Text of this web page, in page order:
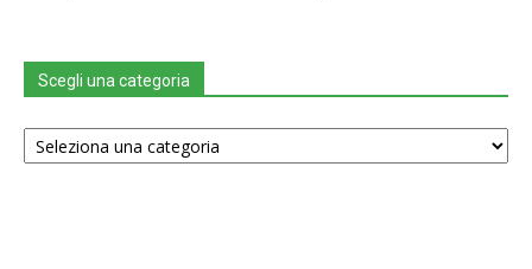
Scegli una categoria
Scegli
una